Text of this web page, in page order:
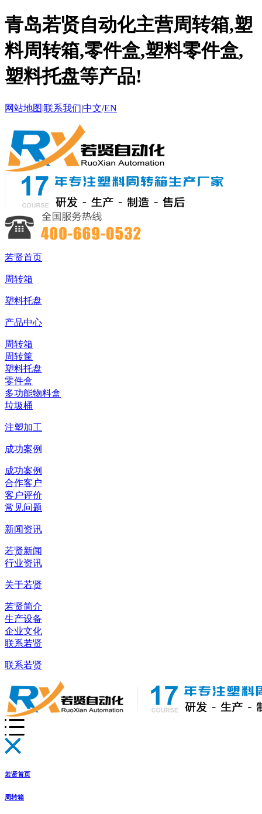
青岛若贤自动化主营周转箱,塑
料周转箱,零件盒,塑料零件盒,
塑料托盘等产品!
网站地图|联系我们|中文/EN
若贤首页
周转箱
塑料托盘
产品中心
周转箱
周转筐
塑料托盘
零件盒
多功能物料盒
垃圾桶
注塑加工
成功案例
成功案例
合作客户
客户评价
常见问题
新闻资讯
若贤新闻
行业资讯
关于若贤
若贤简介
生产设备
企业文化
联系若贤
联系若贤
若贤首页
周转箱